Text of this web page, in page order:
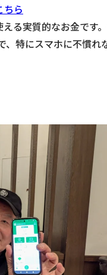
ちら
る実質的なお金です
特にスマホに不慣れ